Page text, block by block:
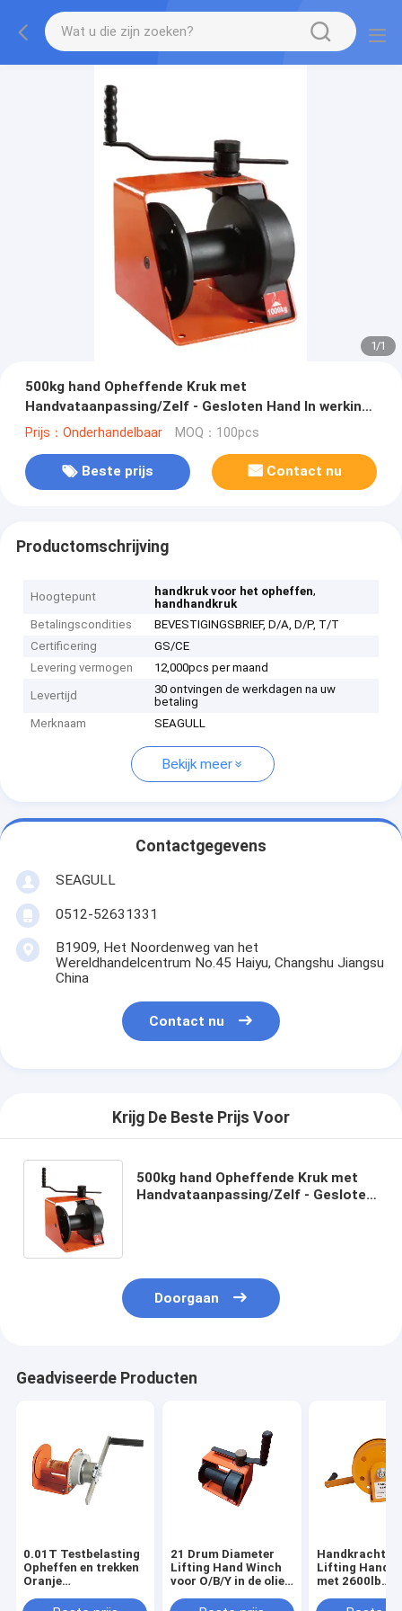
1/1
500kg hand Opheffende Kruk met
Handvataanpassing/Zelf - Gesloten Hand In werking
gestelde Kruk
Prijs：Onderhandelbaar MOQ：100pcs
Beste prijs Contact nu
Productomschrijving
Hoogtepunt handkruk voor het opheffen,
handhandkruk
Betalingscondities
BEVESTIGINGSBRIEF, D/A, D/P, T/T
Certificering
GS/CE
Levering vermogen
12,000pcs per maand
Levertijd
30 ontvingen de werkdagen na uw
betaling
Merknaam
SEAGULL
Bekijk meer
Contactgegevens
SEAGULL
0512-52631331
B1909, Het Noordenweg van het
Wereldhandelcentrum No.45 Haiyu, Changshu Jiangsu
China
Contact nu
Krijg De Beste Prijs Voor
500kg hand Opheffende Kruk met
Handvataanpassing/Zelf - Gesloten
Doorgaan
Geadviseerde Producten
0.01T Testbelasting
Opheffen en trekken
Oranje
handwiel
21 Drum Diameter
Lifting Hand Winch
voor O/B/Y in de olie-
Lifting
met 2600lb